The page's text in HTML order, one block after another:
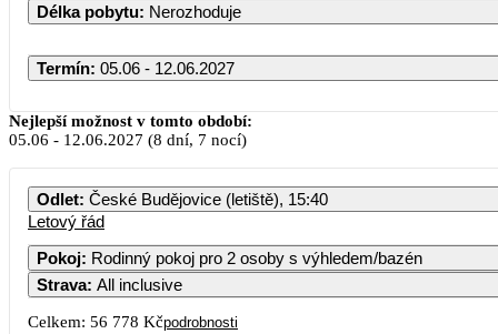
Délka pobytu: Nerozhoduje
Termín: 05.06 - 12.06.2027
PO ÚT ST ČT
Nejlepší možnost v tomto období:
05.06 - 12.06.2027 (8 dní, 7 nocí)
Odlet: České Budějovice (letiště), 15:40
Letový řád
Pokoj: Rodinný pokoj pro 2 osoby s výhledem/bazén
Strava: All inclusive
Celkem: 56 778 Kčpodrobnosti